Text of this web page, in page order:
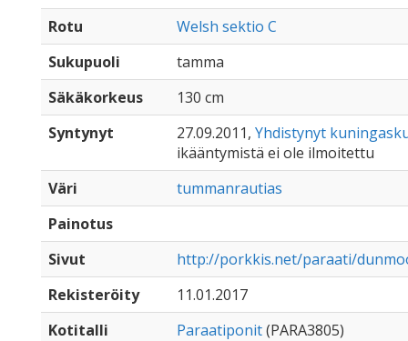
Rotu
Welsh sektio C
Sukupuoli
tamma
Säkäkorkeus
130 cm
Syntynyt
27.09.2011, Yhdistynyt
ikääntymistä ei ole ilmoitettu
Väri
tummanrautias
Painotus
Sivut
http://porkkis.net/paraati/
Rekisteröity
11.01.2017
Kotitalli
Paraatiponit(PARA3805)